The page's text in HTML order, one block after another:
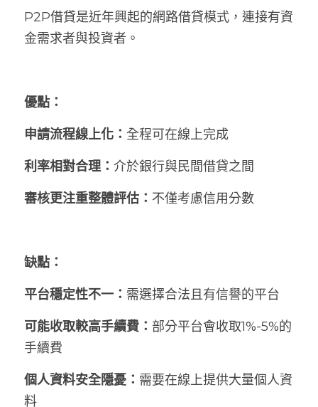
P2P借貸是近年興起的網路借貸模式，連接有資
金需求者與投資者。
優點：
申請流程線上化： 全程可在線上完成
利率相對合理： 介於銀行與民間借貸之間
審核更注重整體評估： 不僅考慮信用分數
缺點：
平台穩定性不一： 需選擇合法且有信譽的平台
可能收取較高手續費： 部分平台會收取1%-5%的
手續費
個人資料安全隱憂： 需要在線上提供大量個人資
料